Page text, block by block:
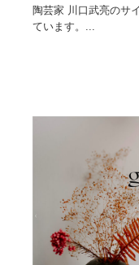
陶芸家 川口武亮のサ
ています。...